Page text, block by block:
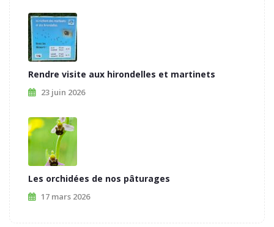
Rendre visite aux hirondelles et martinets
23 juin 2026
Les orchidées de nos pâturages
17 mars 2026